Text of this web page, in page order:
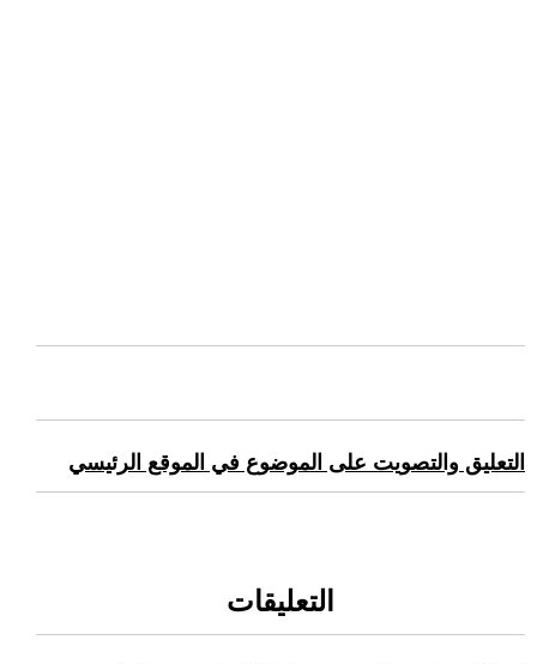
التعليق والتصويت على الموضوع في الموقع الرئيسي
التعليقات